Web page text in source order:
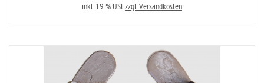
inkl. 19 % UStzzgl. Versandkosten